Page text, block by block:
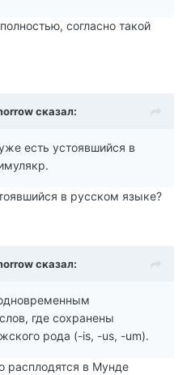
согласно такой
сказал:
есть устоявшийся в
в русском языке?
сказал:
где сохранены
рода (-is, -us, -um).
расплодятся в Мунде